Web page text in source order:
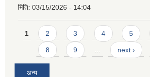
मिति: 03/15/2026 - 14:04
Pages
1 2 3 4 5
8 9 … next ›
अन्य